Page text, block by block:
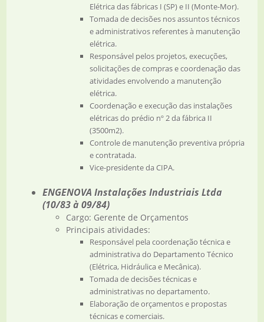
Elétrica das fábricas I (SP) e II (Monte-Mor).
Tomada de decisões nos assuntos técnicos
e administrativos referentes à manutenção
elétrica.
Responsável pelos projetos, execuções,
solicitações de compras e coordenação das
atividades envolvendo a manutenção
elétrica.
Coordenação e execução das instalações
elétricas do prédio nº 2 da fábrica II
(3500m2).
Controle de manutenção preventiva própria
e contratada.
Vice-presidente da CIPA.
ENGENOVA Instalações Industriais Ltda
(10/83 à 09/84)
Cargo: Gerente de Orçamentos
Principais atividades:
Responsável pela coordenação técnica e
administrativa do Departamento Técnico
(Elétrica, Hidráulica e Mecânica).
Tomada de decisões técnicas e
administrativas no departamento.
Elaboração de orçamentos e propostas
técnicas e comerciais.